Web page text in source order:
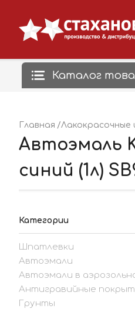
Каталог
Главная Лакокрасочные
Автоэмаль
синий (1л)
Категории
Шпатлевки
Автоэмали
Автоэмали в
Антигравийные
Грунты